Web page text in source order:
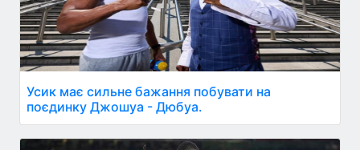
Усик має сильне бажання побувати на
поєдинку Джошуа - Дюбуа.